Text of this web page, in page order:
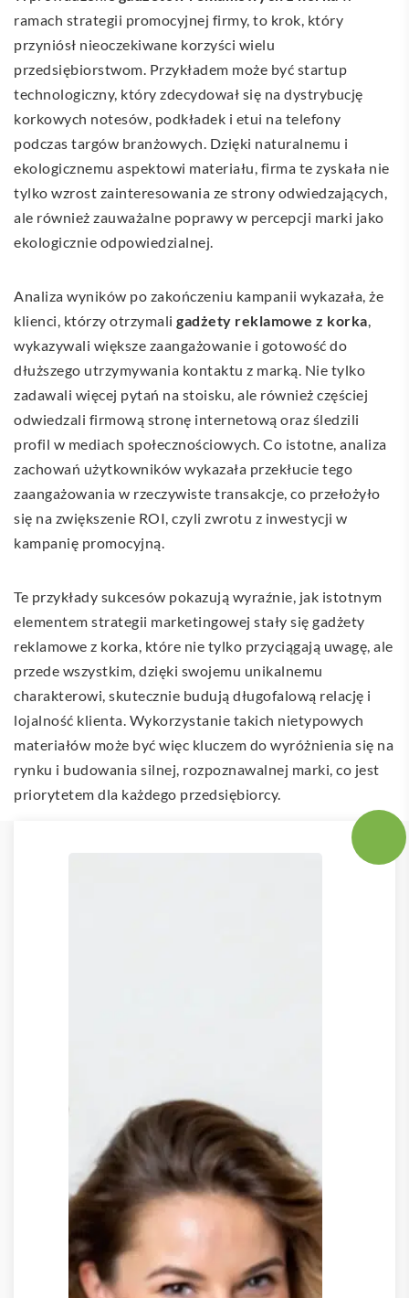
ramach strategii promocyjnej firmy, to krok, który
przyniósł nieoczekiwane korzyści wielu
przedsiębiorstwom. Przykładem może być startup
technologiczny, który zdecydował się na dystrybucję
korkowych notesów, podkładek i etui na telefony
podczas targów branżowych. Dzięki naturalnemu i
ekologicznemu aspektowi materiału, firma te zyskała nie
tylko wzrost zainteresowania ze strony odwiedzających,
ale również zauważalne poprawy w percepcji marki jako
ekologicznie odpowiedzialnej.
Analiza wyników po zakończeniu kampanii wykazała, że
klienci, którzy otrzymali gadżety reklamowe z korka,
wykazywali większe zaangażowanie i gotowość do
dłuższego utrzymywania kontaktu z marką. Nie tylko
zadawali więcej pytań na stoisku, ale również częściej
odwiedzali firmową stronę internetową oraz śledzili
profil w mediach społecznościowych. Co istotne, analiza
zachowań użytkowników wykazała przekłucie tego
zaangażowania w rzeczywiste transakcje, co przełożyło
się na zwiększenie ROI, czyli zwrotu z inwestycji w
kampanię promocyjną.
Te przykłady sukcesów pokazują wyraźnie, jak istotnym
elementem strategii marketingowej stały się gadżety
reklamowe z korka, które nie tylko przyciągają uwagę, ale
przede wszystkim, dzięki swojemu unikalnemu
charakterowi, skutecznie budują długofalową relację i
lojalność klienta. Wykorzystanie takich nietypowych
materiałów może być więc kluczem do wyróżnienia się na
rynku i budowania silnej, rozpoznawalnej marki, co jest
priorytetem dla każdego przedsiębiorcy.